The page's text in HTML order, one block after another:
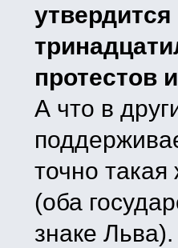
протестов
А что в
точно такая
(оба
знаке